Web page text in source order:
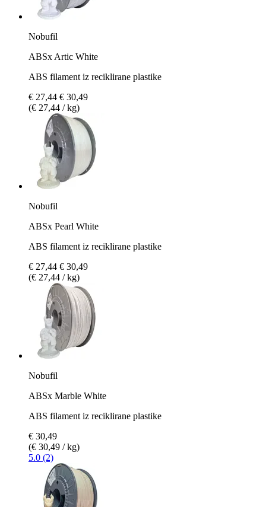
Nobufil
ABSx Artic White
ABS filament iz reciklirane plastike
€ 27,44 € 30,49
(€ 27,44 / kg)
Nobufil
ABSx Pearl White
ABS filament iz reciklirane plastike
€ 27,44 € 30,49
(€ 27,44 / kg)
Nobufil
ABSx Marble White
ABS filament iz reciklirane plastike
€ 30,49
(€ 30,49 / kg)
5.0 (2)